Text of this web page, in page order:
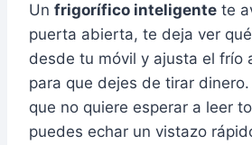
Un frigorífico inteligente te
puerta abierta, te deja ver
desde tu móvil y ajusta el frío
para que dejes de tirar
que no quiere esperar a leer
puedes echar un vistazo